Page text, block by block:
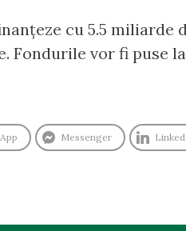
cu 5.5
Fondurile vor fi puse
Messenger